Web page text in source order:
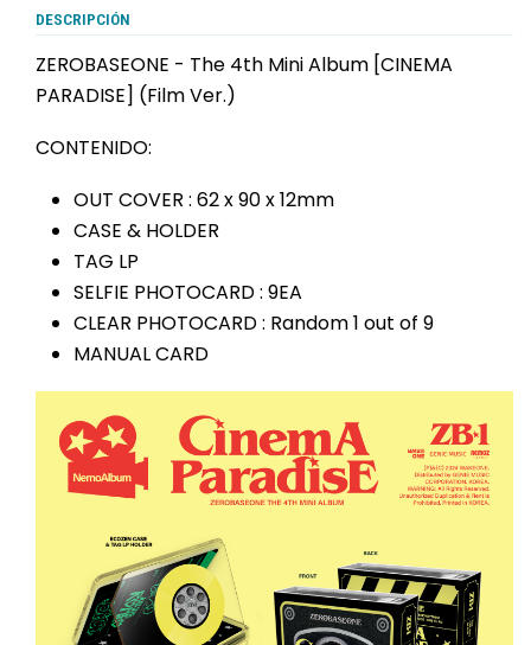
DESCRIPCIÓN
ZEROBASEONE - The 4th Mini Album [CINEMA
PARADISE] (Film Ver.)
CONTENIDO:
OUT COVER : 62 x 90 x 12mm
CASE & HOLDER
TAG LP
SELFIE PHOTOCARD : 9EA
CLEAR PHOTOCARD : Random 1 out of 9
MANUAL CARD